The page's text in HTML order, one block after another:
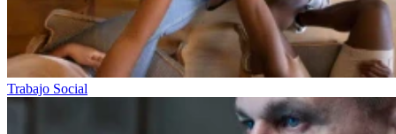
Trabajo Social